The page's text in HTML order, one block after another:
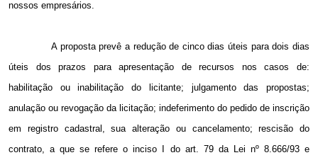
nossos empresários.
A proposta prevê a redução de cinco dias úteis para dois dias
úteis dos prazos para apresentação de recursos nos casos de:
habilitação ou inabilitação do licitante; julgamento das propostas;
anulação ou revogação da licitação; indeferimento do pedido de inscrição
em registro cadastral, sua alteração ou cancelamento; rescisão do
contrato, a que se refere o inciso I do art. 79 da Lei nº 8.666/93 e